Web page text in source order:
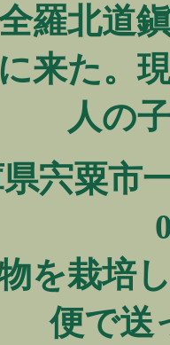
羅北道
来た。
人の
宍粟市
を栽培
便で送